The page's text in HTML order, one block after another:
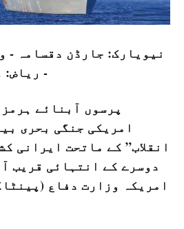
نيویارک: جارڈن دقسامہ -­
­- رياض:
پرسوں آبنائے
امریکی جنگی بحری
انقلاب” کے ماتحت ایرانی
دوسرے کے انتہائی قریب
امریکہ وزارت دفاع